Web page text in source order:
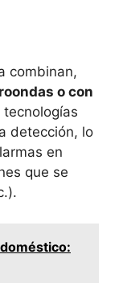
combinan,
o con
tecnologías
detección, lo
en
que se